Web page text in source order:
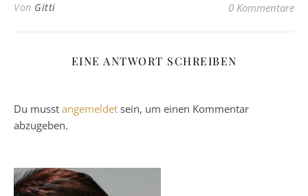
Von Gitti 0 Kommentare
EINE ANTWORT SCHREIBEN
Du musst angemeldet sein, um einen Kommentar
abzugeben.